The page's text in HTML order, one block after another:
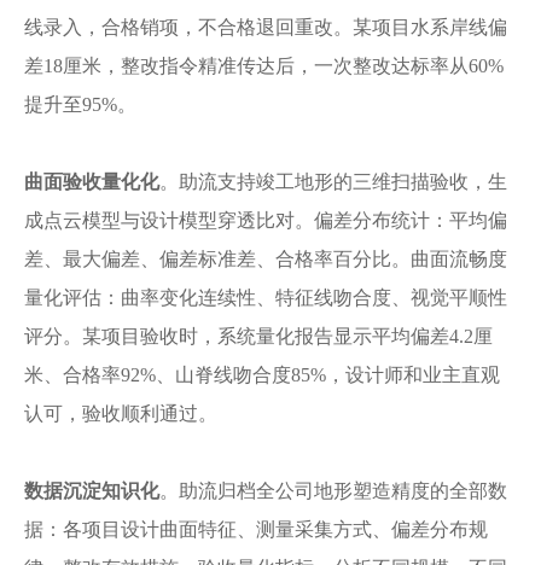
线录入，合格销项，不合格退回重改。某项目水系岸线偏
差18厘米，整改指令精准传达后，一次整改达标率从60%
提升至95%。
曲面验收量化化。助流支持竣工地形的三维扫描验收，生
成点云模型与设计模型穿透比对。偏差分布统计：平均偏
差、最大偏差、偏差标准差、合格率百分比。曲面流畅度
量化评估：曲率变化连续性、特征线吻合度、视觉平顺性
评分。某项目验收时，系统量化报告显示平均偏差4.2厘
米、合格率92%、山脊线吻合度85%，设计师和业主直观
认可，验收顺利通过。
数据沉淀知识化。助流归档全公司地形塑造精度的全部数
据：各项目设计曲面特征、测量采集方式、偏差分布规